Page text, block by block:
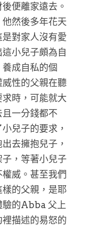
便離家遠去。
然後多年花天
對家人沒有愛
小兒子頗為自
成自私的個
性的父親在聽
時，可能就大
一分錢都不
兒子的要求，
去擁抱兒子，
，等著小兒子
威。甚至我們
的父親，是耶
驗的Abba 父上
描述的易怒的